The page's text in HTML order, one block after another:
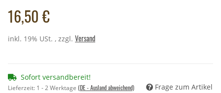
16,50 €
inkl. 19% USt. , zzgl. Versand
Sofort versandbereit!
Lieferzeit: 1 - 2 Werktage (DE - Ausland abweichend) Frage zum Artikel